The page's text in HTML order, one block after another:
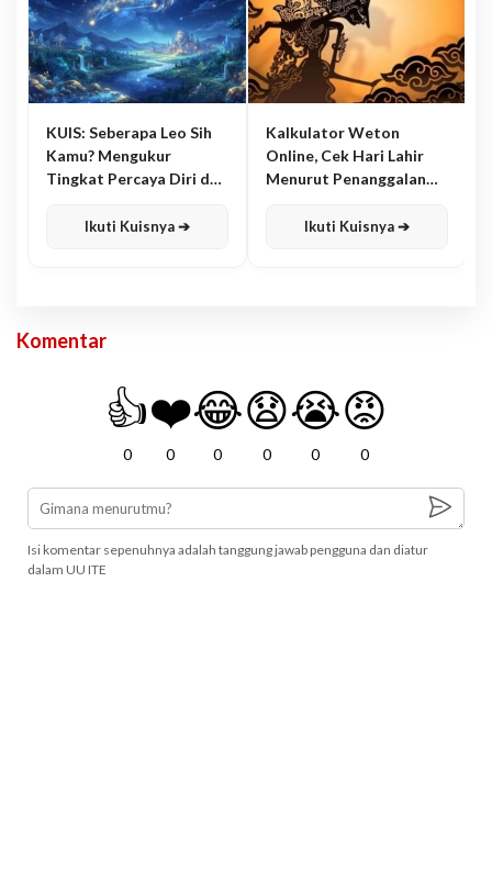
KUIS: Seberapa Leo Sih
Kamu? Mengukur
Tingkat Percaya Diri dan
Ikuti Kuisnya ➔
Kalkulator Weton
Online, Cek Hari Lahir
Menurut Penanggalan
Ikuti Kuisnya ➔
Komentar
👍
0
❤️
0
😂
0
😧
0
😭
0
😡
0
Isi komentar sepenuhnya adalah tanggung jawab pengguna dan diatur
dalam UU ITE